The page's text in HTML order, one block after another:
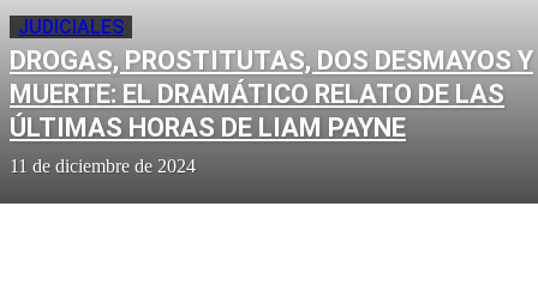
JUDICIALES
DROGAS, PROSTITUTAS, DOS DESMAYOS Y
MUERTE: EL DRAMÁTICO RELATO DE LAS
ÚLTIMAS HORAS DE LIAM PAYNE
11 de diciembre de 2024